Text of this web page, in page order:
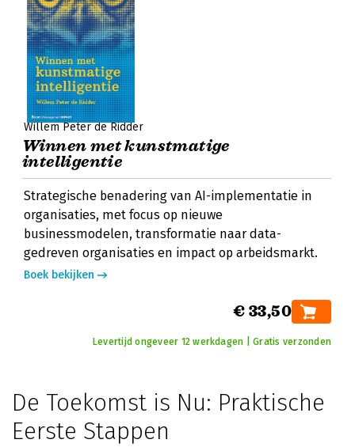
Willem Peter de Ridder
Winnen met kunstmatige
intelligentie
Strategische benadering van AI-implementatie in
organisaties, met focus op nieuwe
businessmodelen, transformatie naar data-
gedreven organisaties en impact op arbeidsmarkt.
Boek bekijken
€ 33,50
Levertijd ongeveer 12 werkdagen | Gratis verzonden
De Toekomst is Nu: Praktische
Eerste Stappen